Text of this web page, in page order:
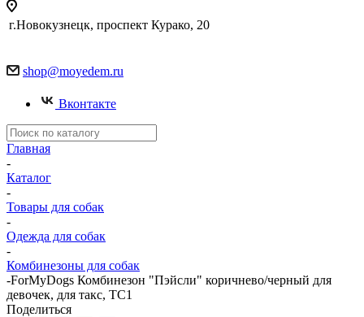
г.Новокузнецк, проспект Курако, 20
shop@moyedem.ru
Вконтакте
Главная
-
Каталог
-
Товары для собак
-
Одежда для собак
-
Комбинезоны для собак
-ForMyDogs Комбинезон "Пэйсли" коричнево/черный для
девочек, для такс, TC1
Поделиться